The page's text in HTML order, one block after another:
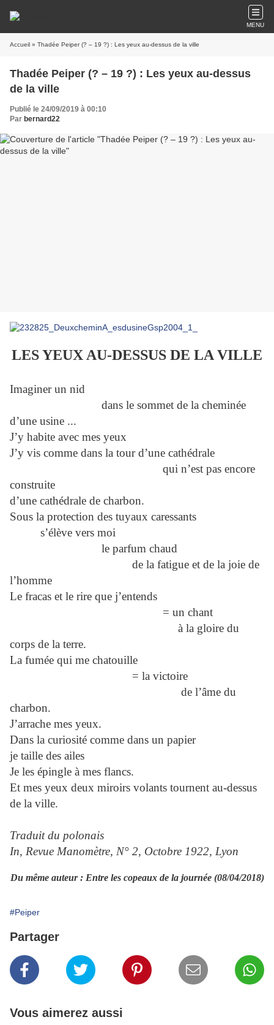
MENU
Accueil » Thadée Peiper (? – 19 ?) : Les yeux au-dessus de la ville
Thadée Peiper (? – 19 ?) : Les yeux au-dessus
de la ville
Publié le 24/09/2019 à 00:10
Par bernard22
LES YEUX AU-DESSUS DE LA VILLE
Imaginer un nid
dans le sommet de la cheminée
d’une usine ...
J’y habite avec mes yeux
J’y vis comme dans la tour d’une cathédrale
qui n’est pas encore
construite
d’une cathédrale de charbon.
Sous la protection des tuyaux caressants
s’élève vers moi
le parfum chaud
de la fatigue et de la joie de
l’homme
Le fracas et le rire que j’entends
= un chant
à la gloire du
corps de la terre.
La fumée qui me chatouille
= la victoire
de l’âme du
charbon.
J’arrache mes yeux.
Dans la curiosité comme dans un papier
je taille des ailes
Je les épingle à mes flancs.
Et mes yeux deux miroirs volants tournent au-dessus
de la ville.
Traduit du polonais
In, Revue Manomètre, N° 2, Octobre 1922, Lyon
Du même auteur : Entre les copeaux de la journée (08/04/2018)
#Peiper
Partager
Vous aimerez aussi